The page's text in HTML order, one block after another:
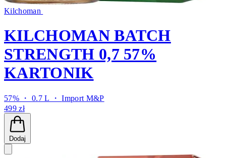
Kilchoman
KILCHOMAN BATCH
STRENGTH 0,7 57%
KARTONIK
57% ・ 0.7 L ・Import M&P
499 zł
Dodaj